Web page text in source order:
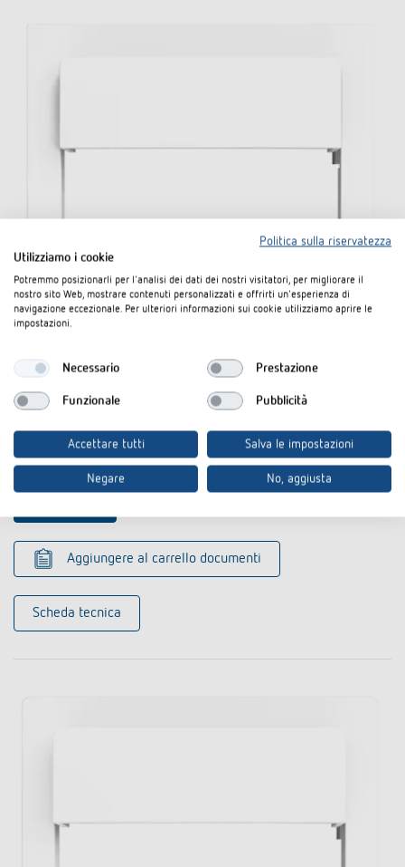
Codice articolo 9070791
Aggiungere al carrello documenti
Scheda tecnica
Politica sulla riservatezza
Utilizziamo i cookie
Potremmo posizionarli per l'analisi dei dati dei nostri visitatori, per migliorare il
nostro sito Web, mostrare contenuti personalizzati e offrirti un'esperienza di
navigazione eccezionale. Per ulteriori informazioni sui cookie utilizziamo aprire le
impostazioni.
Necessario Prestazione
Funzionale Pubblicità
Accettare tutti Salva le impostazioni
Negare No, aggiusta